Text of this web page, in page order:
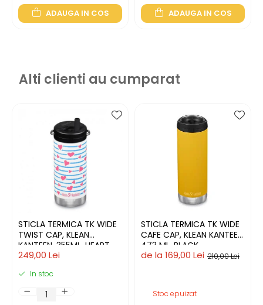
ADAUGA IN COS ADAUGA IN COS
Alti clienti au cumparat
STICLA TERMICA TK WIDE
TWIST CAP, KLEAN
KANTEEN, 355ML, HEART
STRIPE
249,00 Lei
In stoc
STICLA TERMICA TK WIDE
CAFE CAP, KLEAN KANTEEN,
473 ML, BLACK
210,00 Lei
de la 169,00 Lei
Stoc epuizat